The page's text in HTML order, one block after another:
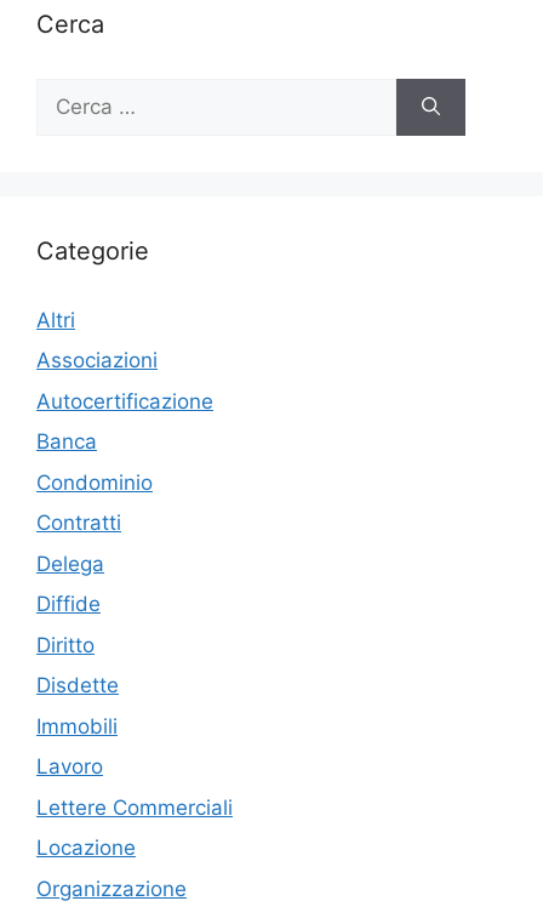
Cerca
per:
Categorie
Altri
Associazioni
Autocertificazione
Banca
Condominio
Contratti
Delega
Diffide
Diritto
Disdette
Immobili
Lavoro
Lettere Commerciali
Locazione
Organizzazione